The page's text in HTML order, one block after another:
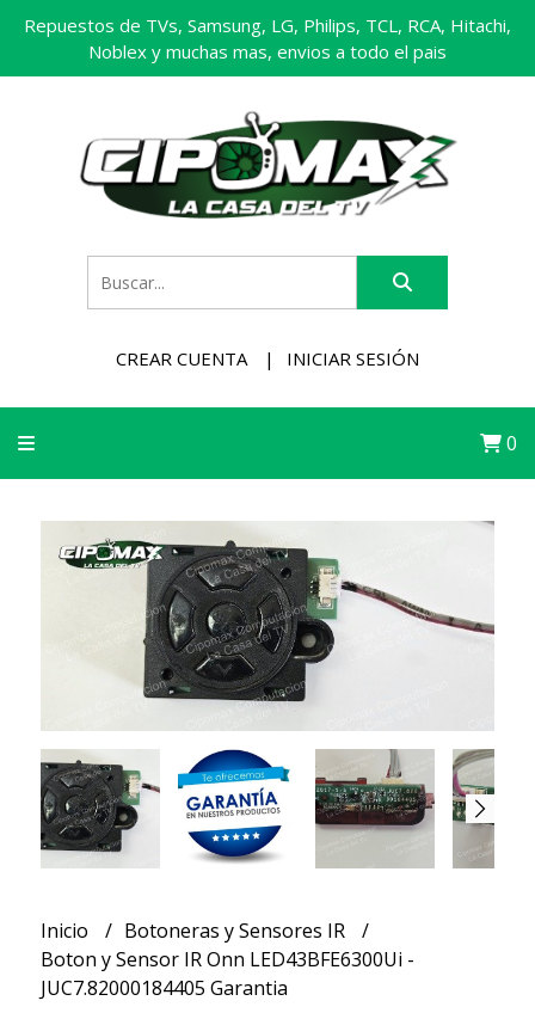
Repuestos de TVs, Samsung, LG, Philips, TCL, RCA, Hitachi,
Noblex y muchas mas, envios a todo el pais
CREAR CUENTA INICIAR SESIÓN
0
Inicio
Botoneras y Sensores IR
Boton y Sensor IR Onn LED43BFE6300Ui -
JUC7.82000184405 Garantia